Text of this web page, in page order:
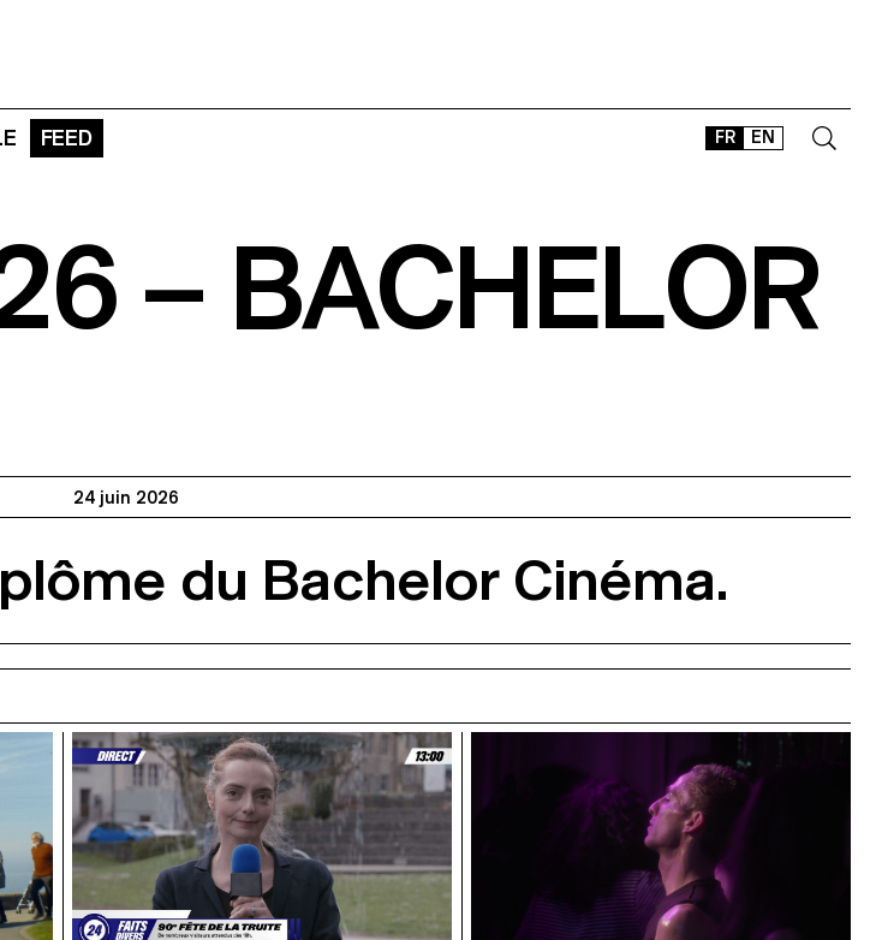
FR EN
FEED
SHOP
TYPEFACES
OFFLINE-ONLINE
– BACHELOR
24 juin 2026
du Bachelor Cinéma.